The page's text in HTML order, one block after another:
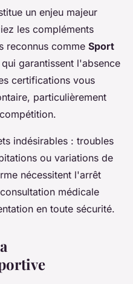
un enjeu majeur
les compléments
reconnus comme Sport
garantissent l'absence
certifications vous
particulièrement
indésirables : troubles
ou variations de
nécessitent l'arrêt
médicale
en toute sécurité.